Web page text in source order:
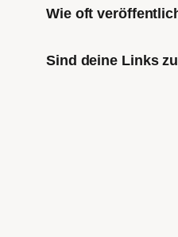
Wie oft
Sind deine Links